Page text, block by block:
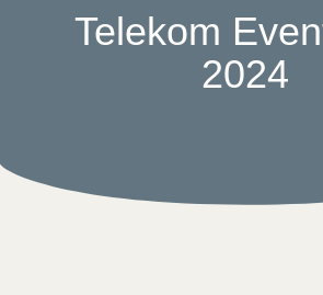
Telekom
2024